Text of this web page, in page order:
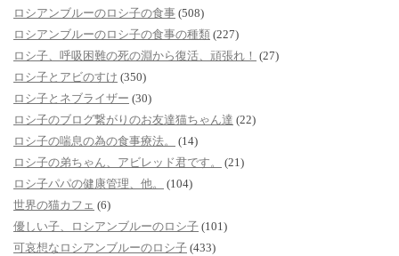
ロシアンブルーのロシ子の食事 (508)
ロシアンブルーのロシ子の食事の種類 (227)
ロシ子、呼吸困難の死の淵から復活、頑張れ！ (27)
ロシ子とアビのすけ (350)
ロシ子とネブライザー (30)
ロシ子のブログ繋がりのお友達猫ちゃん達 (22)
ロシ子の喘息の為の食事療法。
(14)
ロシ子の弟ちゃん、アビレッド君です。
(21)
ロシ子パパの健康管理、他。
(104)
世界の猫カフェ (6)
優しい子、ロシアンブルーのロシ子 (101)
可哀想なロシアンブルーのロシ子 (433)